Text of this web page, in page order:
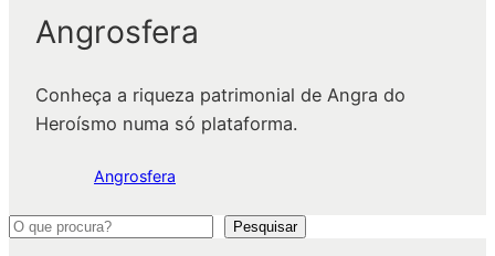
Angrosfera
Conheça a riqueza patrimonial de Angra do
Heroísmo numa só plataforma.
Angrosfera
P
Pesquisar